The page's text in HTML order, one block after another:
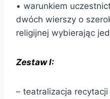
• warunkiem
dwóch wierszy o
religijnej wybierając
Zestaw I:
– teatralizacja